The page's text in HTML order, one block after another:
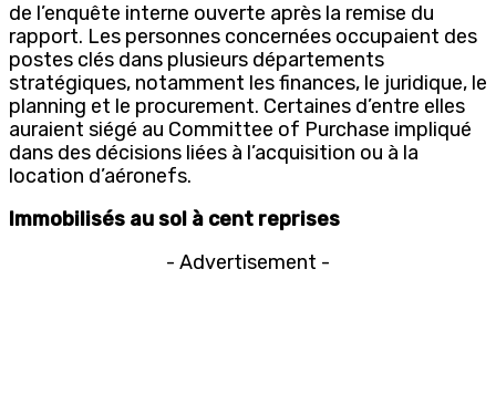
de l’enquête interne ouverte après la remise du
rapport. Les personnes concernées occupaient des
postes clés dans plusieurs départements
stratégiques, notamment les finances, le juridique, le
planning et le procurement. Certaines d’entre elles
auraient siégé au Committee of Purchase impliqué
dans des décisions liées à l’acquisition ou à la
location d’aéronefs.
Immobilisés au sol à cent reprises
- Advertisement -